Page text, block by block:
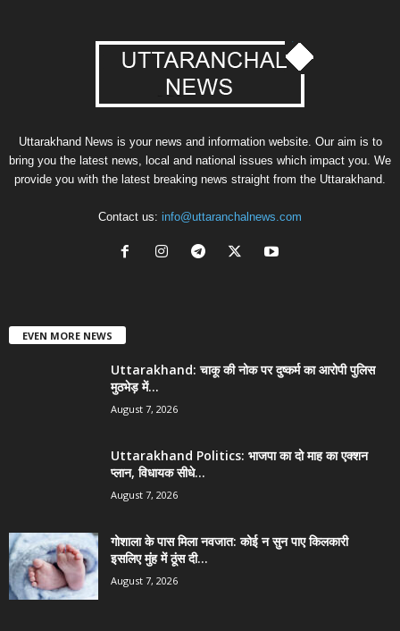
Uttarakhand News is your news and information website. Our aim is to
bring you the latest news, local and national issues which impact you. We
provide you with the latest breaking news straight from the Uttarakhand.
Contact us: info@uttaranchalnews.com
EVEN MORE NEWS
Uttarakhand: चाकू की नोक पर दुष्कर्म का आरोपी पुलिस
मुठभेड़ में...
August 7, 2026
Uttarakhand Politics: भाजपा का दो माह का एक्शन
प्लान, विधायक सीधे...
August 7, 2026
गोशाला के पास मिला नवजात: कोई न सुन पाए किलकारी
इसलिए मुंह में ठूंस दी...
August 7, 2026